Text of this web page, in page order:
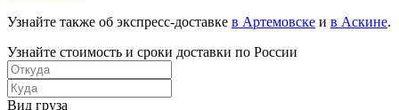
Узнайте также об экспресс-доставке в Артемовске и в Аскине.
Узнайте стоимость и сроки доставки по России
Вид груза